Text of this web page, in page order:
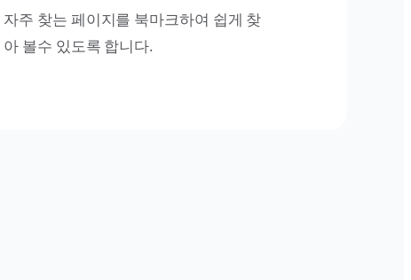
자주 찾는 페이지를 북마크하여 쉽게 찾
아 볼수 있도록 합니다.